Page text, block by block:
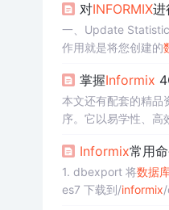
对INFORMIX
一、Update
作用就是将您创建的
掌握Informix
序。它以易学性、高
Informix常用
1. dbexport 将数据
es7 下载到/informix